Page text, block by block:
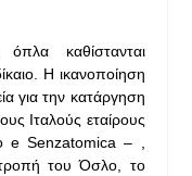
καθίστανται
Η ικανοποίηση
για την κατάργηση
Ιταλούς εταίρους
e Senzatomica – ,
του Όσλο, το